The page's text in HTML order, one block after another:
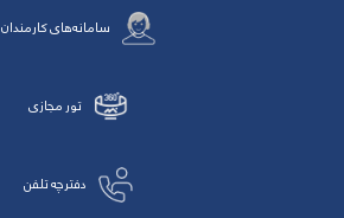
سامانه‌های کارمندان
تور مجازی
دفترچه تلفن